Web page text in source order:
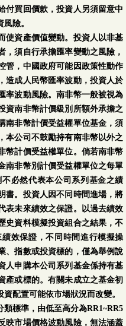
付買回價款，投資人另須留意中
險。
使資產價值變動。投資人以非基
，須自行承擔匯率變動之風險，
管，中國政府可能因政策性動作
造成人民幣匯率波動，投資人於
率波動風險。南非幣一般被視為
資南非幣計價級別所額外承擔之
南非幣計價受益權單位基金，須
本公司不鼓勵持有南非幣以外之
幣計價受益權單位。倘若南非幣
南非幣別計價受益權單位之每單
必然代表本公司系列基金之績
書。投資人因不同時間進場，將
表未來績效之保證。以過去績效
史資料模擬投資組合之結果，不
效保證，不同時間進行模擬操
、指數或投資標的，僅為舉例說
人申購本公司系列基金係持有基
產或標的。有關未成立之基金初
配置可能依市場狀況而改變。
標準，由低至高分為RR1~RR5
映市場價格波動風險，無法涵蓋